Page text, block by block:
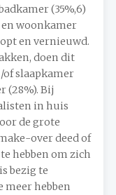
(35%,6)
en woonkamer
en vernieuwd.
doen dit
of slaapkamer
(28%). Bij
in huis
de grote
over deed of
hebben om zich
bezig te
meer hebben